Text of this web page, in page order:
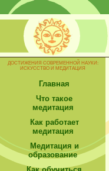
ДОСТИЖЕНИЯ СОВРЕМЕННОЙ НАУКИ:
ИСКУССТВО И МЕДИТАЦИЯ
Главная
Что такое
медитация
Как работает
медитация
Медитация и
образование